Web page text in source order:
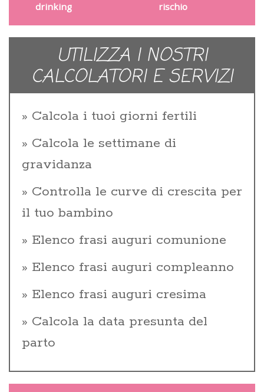
drinking
rischio
UTILIZZA I NOSTRI
CALCOLATORI E SERVIZI
Calcola i tuoi giorni fertili
Calcola le settimane di
gravidanza
Controlla le curve di crescita per
il tuo bambino
Elenco frasi auguri comunione
Elenco frasi auguri compleanno
Elenco frasi auguri cresima
Calcola la data presunta del
parto